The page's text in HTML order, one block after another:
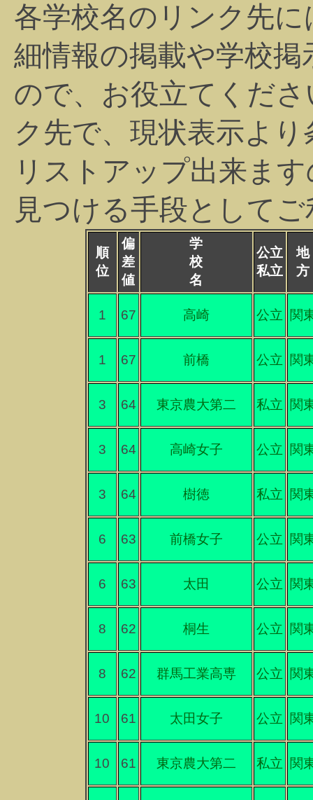
各学校名のリンク先
細情報の掲載や学校
ので、お役立てくだ
ク先で、現状表示よ
リストアップ出来ま
見つける手段として
順
位
偏
差
値
学
校
名
公立
私立
地
方
1 67 高崎 公立 関
1 67 前橋 公立 関
3 64 東京農大第二 私立 関
3 64 高崎女子 公立 関
3 64 樹徳 私立 関
6 63 前橋女子 公立 関
6 63 太田 公立 関
8 62 桐生 公立 関
8 62 群馬工業高専 公立 関
10 61 太田女子 公立 関
10 61 東京農大第二 私立 関